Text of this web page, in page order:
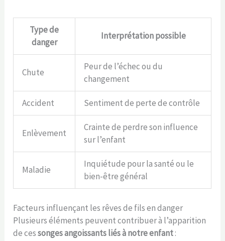
Type de
danger
Interprétation possible
Chute
Peur de l’échec ou du
changement
Accident Sentiment de perte de contrôle
Enlèvement
Crainte de perdre son influence
sur l’enfant
Maladie
Inquiétude pour la santé ou le
bien-être général
Facteurs influençant les rêves de fils en danger
Plusieurs éléments peuvent contribuer à l’apparition
de cessonges angoissants liés à notre enfant: